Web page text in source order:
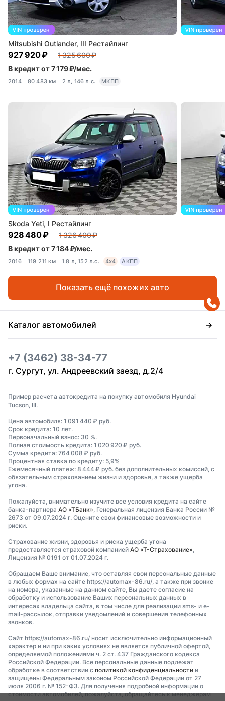
Mitsubishi Outlander, III Рестайлинг
927 920 ₽
1 325 600 ₽
В кредит от 7 179 ₽/мес.
2014 80 483 км 2 л, 146 л.с. МКПП
Skoda Yeti, I Рестайлинг
928 480 ₽
1 326 400 ₽
В кредит от 7 184 ₽/мес.
2016 119 211 км 1.8 л, 152 л.с. 4x4 АКПП
Показать ещё похожих авто
Каталог автомобилей
+7 (3462) 38-34-77
г. Сургут, ул. Андреевский заезд, д.2/4
Пример расчета автокредита на покупку автомобиля Hyundai
Tucson, III.
Цена автомобиля: 1 091 440 ₽ руб.
Срок кредита: 10 лет.
Первоначальный взнос: 30 %.
Полная стоимость кредита: 1 020 920 ₽ руб.
Сумма кредита: 764 008 ₽ руб.
Процентная ставка по кредиту: 5,9%
Ежемесячный платеж: 8 444 ₽ руб. без дополнительных комиссий, с
обязательным страхованием жизни и здоровья, а также ущерба
угона.
Пожалуйста, внимательно изучите все условия кредита на сайте
банка-партнера АО «ТБанк», Генеральная лицензия Банка России №
2673 от 09.07.2024 г. Оцените свои финансовые возможности и
риски.
Страхование жизни, здоровья и риска ущерба угона
предоставляется страховой компанией АО «Т-Страхование»,
Лицензия № 0191 от 01.07.2024 г.
Обращаем Ваше внимание, что оставляя свои персональные данные
в любых формах на сайте https://automax-86.ru/, а также при звонке
на номера, указанные на данном сайте, Вы даете согласие на
обработку и использование Ваших персональных данных в
интересах владельца сайта, в том числе для реализации sms- и e-
mail-рассылок, отправки уведомлений и совершения телефонных
звонков.
Сайт https://automax-86.ru/ носит исключительно информационный
характер и ни при каких условиях не является публичной офертой,
определяемой положениями ч. 2 ст. 437 Гражданского кодекса
Российской Федерации. Все персональные данные подлежат
обработке в соответствии с политикой конфиденциальности и
защищены Федеральным законом Российской Федерации от 27
июля 2006 г. № 152-ФЗ. Для получения подробной информации о
стоимости автомобилей, пожалуйста, обращайтесь к менеджерам